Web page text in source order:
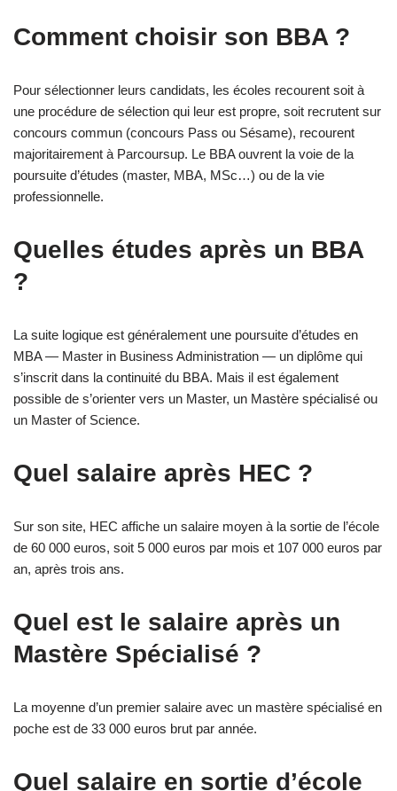
Comment choisir son BBA ?
Pour sélectionner leurs candidats, les écoles recourent soit à
une procédure de sélection qui leur est propre, soit recrutent sur
concours commun (concours Pass ou Sésame), recourent
majoritairement à Parcoursup. Le BBA ouvrent la voie de la
poursuite d’études (master, MBA, MSc…) ou de la vie
professionnelle.
Quelles études après un BBA
?
La suite logique est généralement une poursuite d’études en
MBA — Master in Business Administration — un diplôme qui
s’inscrit dans la continuité du BBA. Mais il est également
possible de s’orienter vers un Master, un Mastère spécialisé ou
un Master of Science.
Quel salaire après HEC ?
Sur son site, HEC affiche un salaire moyen à la sortie de l’école
de 60 000 euros, soit 5 000 euros par mois et 107 000 euros par
an, après trois ans.
Quel est le salaire après un
Mastère Spécialisé ?
La moyenne d’un premier salaire avec un mastère spécialisé en
poche est de 33 000 euros brut par année.
Quel salaire en sortie d’école